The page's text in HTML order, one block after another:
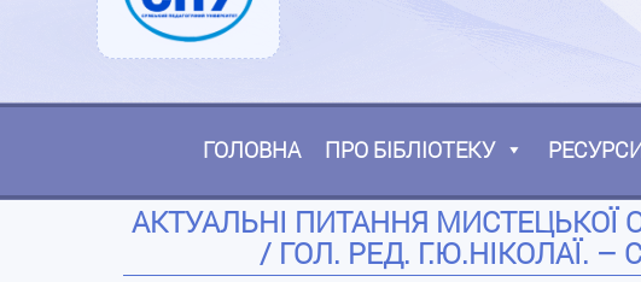
ГОЛОВНА ПРО БІБЛІОТЕКУ
АКТУАЛЬНІ ПИТАННЯ МИСТЕЦЬКОЇ
/ ГОЛ. РЕД. Г.Ю.НІКОЛАЇ. –